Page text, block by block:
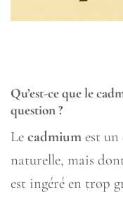
Qu’est-ce que le
question ?
Le cadmium est
naturelle, mais
est ingéré en trop